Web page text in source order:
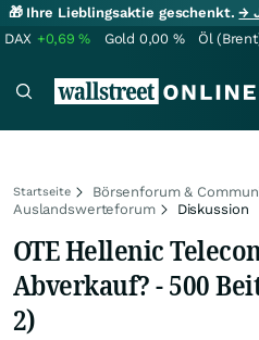
🎁 Ihre Lieblingsaktie geschenkt.→
DAX +0,69% Gold 0,00 % Öl
Startseite Börsenforum &
Auslandswerteforum
Diskussion
OTE Hellenic
Abverkauf? - 500
2)